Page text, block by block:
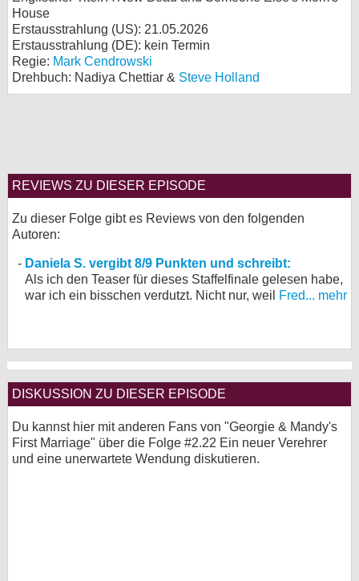
House
Erstausstrahlung (US): 21.05.2026
Erstausstrahlung (DE): kein Termin
Regie: Mark Cendrowski
Drehbuch: Nadiya Chettiar & Steve Holland
REVIEWS ZU DIESER EPISODE
Zu dieser Folge gibt es Reviews von den folgenden
Autoren:
Daniela S. vergibt 8/9 Punkten und schreibt:
Als ich den Teaser für dieses Staffelfinale gelesen habe,
war ich ein bisschen verdutzt. Nicht nur, weil
Fred... mehr
DISKUSSION ZU DIESER EPISODE
Du kannst hier mit anderen Fans von "Georgie & Mandy's
First Marriage" über die Folge #2.22 Ein neuer Verehrer
und eine unerwartete Wendung diskutieren.